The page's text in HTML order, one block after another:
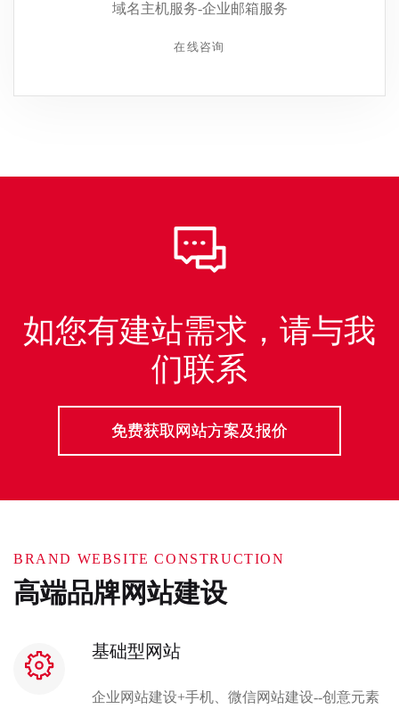
域名主机服务-企业邮箱服务
在线咨询
如您有建站需求，请与我
们联系
免费获取网站方案及报价
BRAND WEBSITE CONSTRUCTION
高端品牌网站建设
基础型网站
企业网站建设+手机、微信网站建设--创意元素